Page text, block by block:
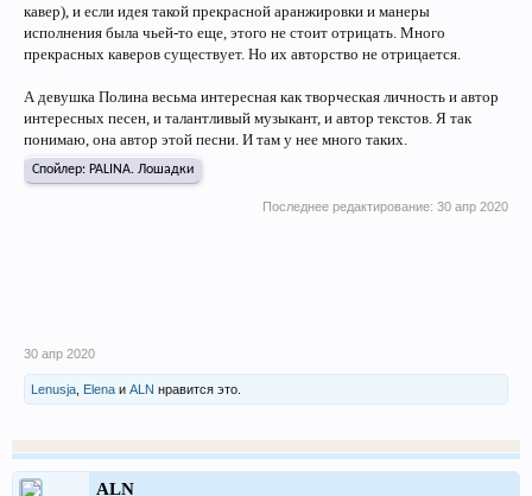
кавер), и если идея такой прекрасной аранжировки и манеры
исполнения была чьей-то еще, этого не стоит отрицать. Много
прекрасных каверов существует. Но их авторство не отрицается.
А девушка Полина весьма интересная как творческая личность и автор
интересных песен, и талантливый музыкант, и автор текстов. Я так
понимаю, она автор этой песни. И там у нее много таких.
Спойлер: PALINA. Лошадки
Последнее редактирование: 30 апр 2020
30 апр 2020
Lenusja Elena и ALN нравится это.
ALN